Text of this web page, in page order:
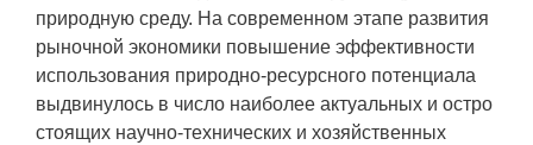
природную среду. На современном этапе развития
рыночной экономики повышение эффективности
использования природно-ресурсного потенциала
выдвинулось в число наиболее актуальных и остро
стоящих научно-технических и хозяйственных